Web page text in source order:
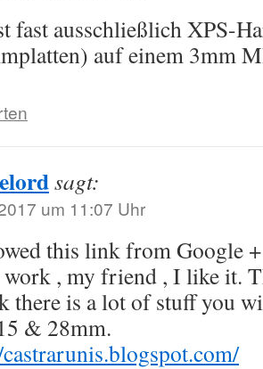
fast ausschließlich XPS-
auf einem 3mm
sagt:
um 11:07 Uhr
this link from Google +
, my friend , I like it.
there is a lot of stuff you
& 28mm.